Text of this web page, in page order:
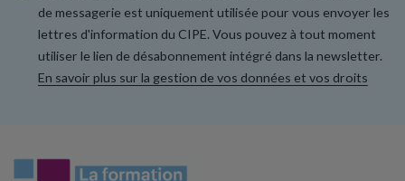
de messagerie est uniquement utilisée pour vous envoyer les
lettres d'information du CIPE. Vous pouvez à tout moment
utiliser le lien de désabonnement intégré dans la newsletter.
En savoir plus sur la gestion de vos données et vos droits